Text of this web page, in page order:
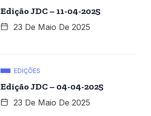
Edição JDC – 11-04-2025
23 De Maio De 2025
EDIÇÕES
Edição JDC – 04-04-2025
23 De Maio De 2025